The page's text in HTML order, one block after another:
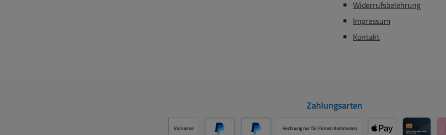
Widerrufsbelehrung
Impressum
Kontakt
Zahlungsarten
Vorkasse Rechnung nur für Firmen Kommunen